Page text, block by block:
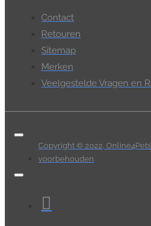
Contact
Retouren
Sitemap
Merken
Veelgestelde Vragen en
Copyright © 2022,
voorbehouden